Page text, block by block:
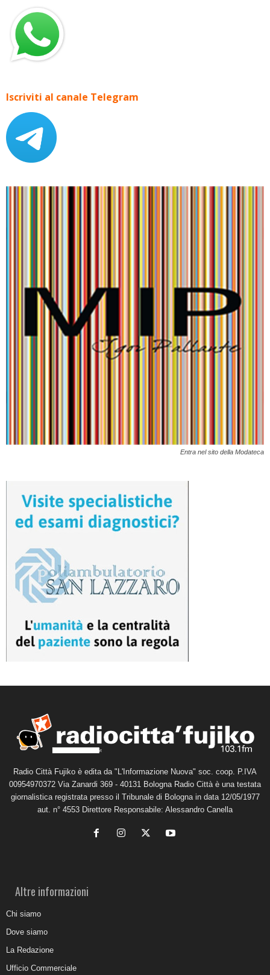
Iscriviti al canale Telegram
Entra nel sito della Modateca
Radio Città Fujiko è edita da "L'Informazione Nuova" soc. coop. P.IVA
00954970372 Via Zanardi 369 - 40131 Bologna Radio Città è una testata
giornalistica registrata presso il Tribunale di Bologna in data 12/05/1977
aut. n° 4553 Direttore Responsabile: Alessandro Canella
Altre informazioni
Chi siamo
Dove siamo
La Redazione
Ufficio Commerciale